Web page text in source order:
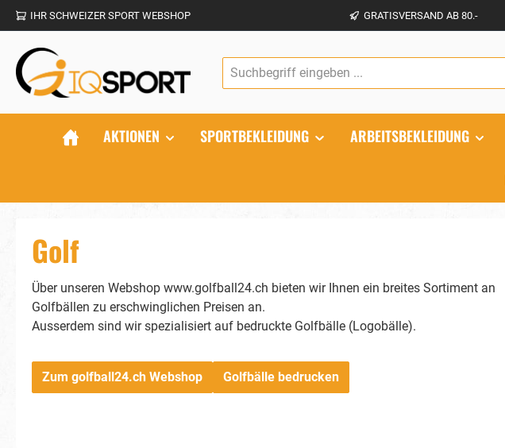
Zur Hauptnavigation springen
IHR SCHWEIZER SPORT WEBSHOP GRATISVERSAND AB 80.-
AKTIONEN SPORTBEKLEIDUNG ARBEITSBEKLEIDUNG
Golf
Über unseren Webshop www.golfball24.ch bieten wir Ihnen ein breites Sortiment an
Golfbällen zu erschwinglichen Preisen an.
Ausserdem sind wir spezialisiert auf bedruckte Golfbälle (Logobälle).
Zum golfball24.ch Webshop Golfbälle bedrucken